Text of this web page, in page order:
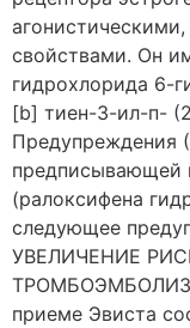
свойствами. Он
гидрохлорида 6-
[b] тиен-3-ил-п-
Предупреждения
предписывающей
(ралоксифена
следующее
УВЕЛИЧЕНИЕ
приеме Эвиста